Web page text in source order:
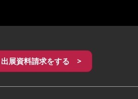
出展資料請求をする >